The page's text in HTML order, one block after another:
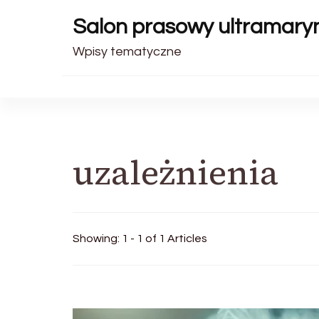
Salon prasowy
Wpisy tematyczne
uzależnienia
Showing: 1 - 1 of 1 Articles